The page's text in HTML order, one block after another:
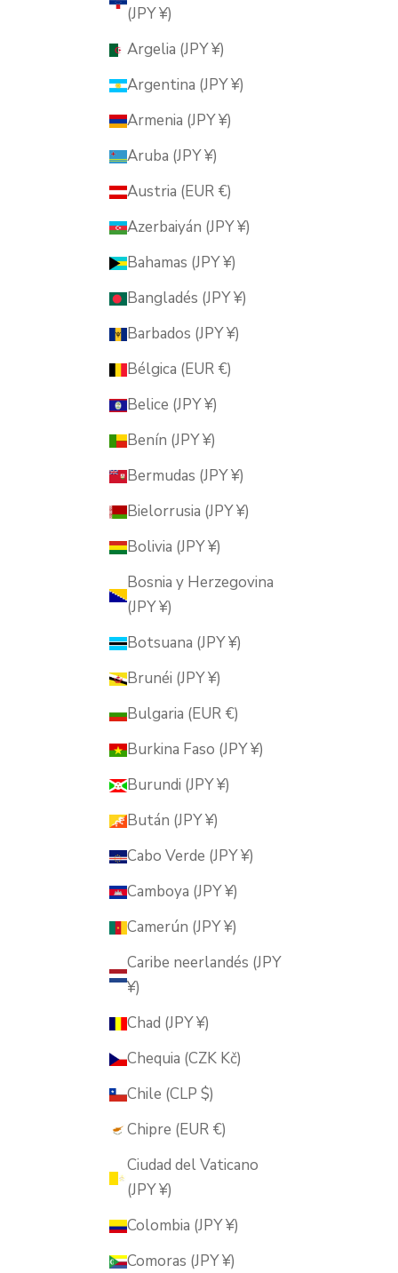
(JPY ¥)
Argelia (JPY ¥)
Argentina (JPY ¥)
Armenia (JPY ¥)
Aruba (JPY ¥)
Austria (EUR €)
Azerbaiyán (JPY ¥)
Bahamas (JPY ¥)
Bangladés (JPY ¥)
Barbados (JPY ¥)
Bélgica (EUR €)
Belice (JPY ¥)
Benín (JPY ¥)
Bermudas (JPY ¥)
Bielorrusia (JPY ¥)
Bolivia (JPY ¥)
Bosnia y Herzegovina
(JPY ¥)
Botsuana (JPY ¥)
Brunéi (JPY ¥)
Bulgaria (EUR €)
Burkina Faso (JPY ¥)
Burundi (JPY ¥)
Bután (JPY ¥)
Cabo Verde (JPY ¥)
Camboya (JPY ¥)
Camerún (JPY ¥)
Caribe neerlandés (JPY
¥)
Chad (JPY ¥)
Chequia (CZK Kč)
Chile (CLP $)
Chipre (EUR €)
Ciudad del Vaticano
(JPY ¥)
Colombia (JPY ¥)
Comoras (JPY ¥)